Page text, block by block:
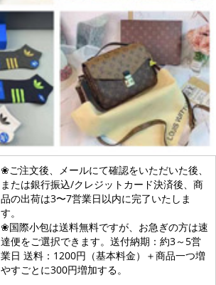
❀ご注文後、メールにて確認をいただいた後、
または銀行振込/クレジットカード決済後、商
品の出荷は3〜7営業日以内に完了いたしま
す。
❀国際小包は送料無料ですが、お急ぎの方は速
達便をご選択できます。送付納期：約3～5営
業日 送料：1200円（基本料金）＋商品一つ増
やすごとに300円増加する。